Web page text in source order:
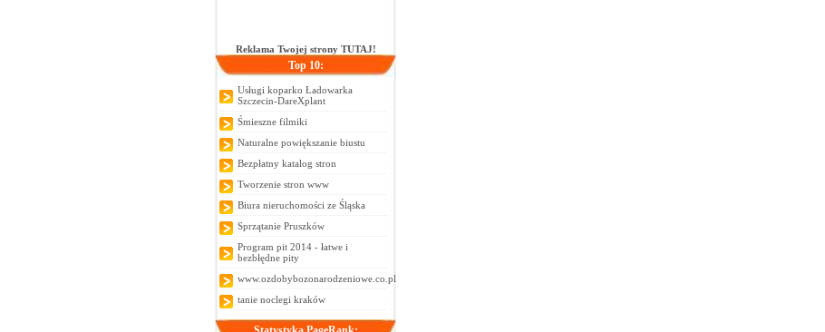
Reklama Twojej strony TUTAJ!
Top 10:
Usługi koparko Ładowarka
Szczecin-DareXplant
Śmieszne filmiki
Naturalne powiększanie biustu
Bezpłatny katalog stron
Tworzenie stron www
Biura nieruchomości ze Śląska
Sprzątanie Pruszków
Program pit 2014 - łatwe i
bezbłędne pity
www.ozdobybozonarodzeniowe.co.pl
tanie noclegi kraków